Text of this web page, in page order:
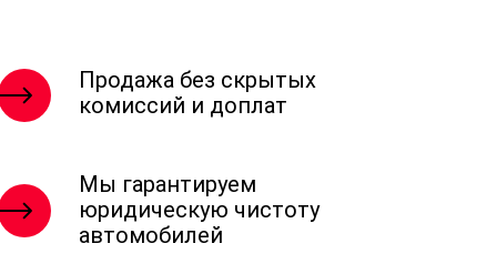
Продажа без скрытых
комиссий и доплат
Мы гарантируем
юридическую чистоту
автомобилей